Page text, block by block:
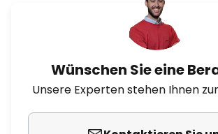
Wünschen Sie eine
Unsere Experten stehen Ihnen